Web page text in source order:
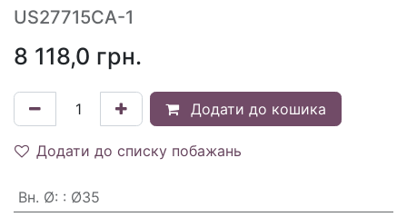
US27715CA-1
8 118,0 грн.
Додати до кошика
Додати до списку побажань
Вн. Ø: : Ø35